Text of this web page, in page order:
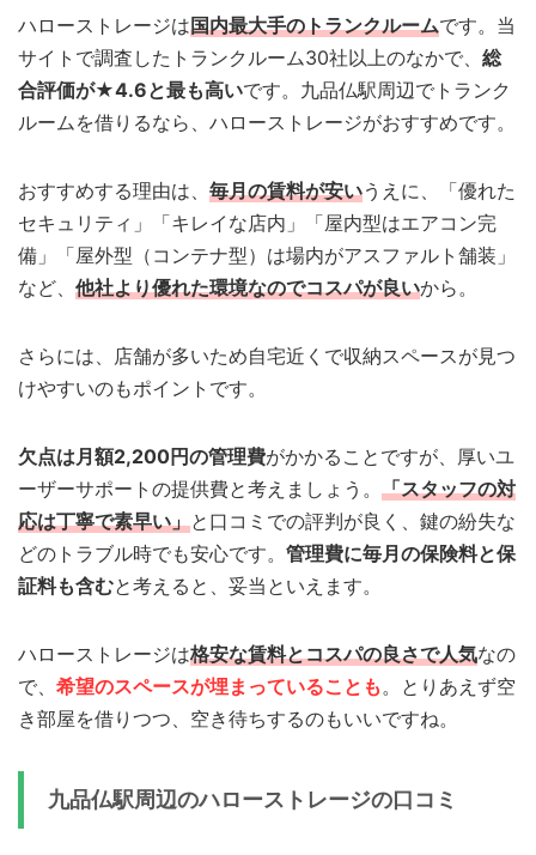
ハローストレージは国内最大手のトランクルームです。当
サイトで調査したトランクルーム30社以上のなかで、 総
合評価が★4.6と最も高いです。九品仏駅周辺でトランク
ルームを借りるなら、ハローストレージがおすすめです。
おすすめする理由は、 毎月の賃料が安いうえに、「優れた
セキュリティ」「キレイな店内」「屋内型はエアコン完
備」「屋外型（コンテナ型）は場内がアスファルト舗装」
など、 他社より優れた環境なのでコスパが良いから。
さらには、店舗が多いため自宅近くで収納スペースが見つ
けやすいのもポイントです。
欠点は月額2,200円の管理費がかかることですが、厚いユ
ーザーサポートの提供費と考えましょう。 「スタッフの対
応は丁寧で素早い」と口コミでの評判が良く、鍵の紛失な
どのトラブル時でも安心です。 管理費に毎月の保険料と保
証料も含むと考えると、妥当といえます。
ハローストレージは格安な賃料とコスパの良さで人気なの
で、 希望のスペースが埋まっていることも。とりあえず空
き部屋を借りつつ、空き待ちするのもいいですね。
九品仏駅周辺のハローストレージの口コミ